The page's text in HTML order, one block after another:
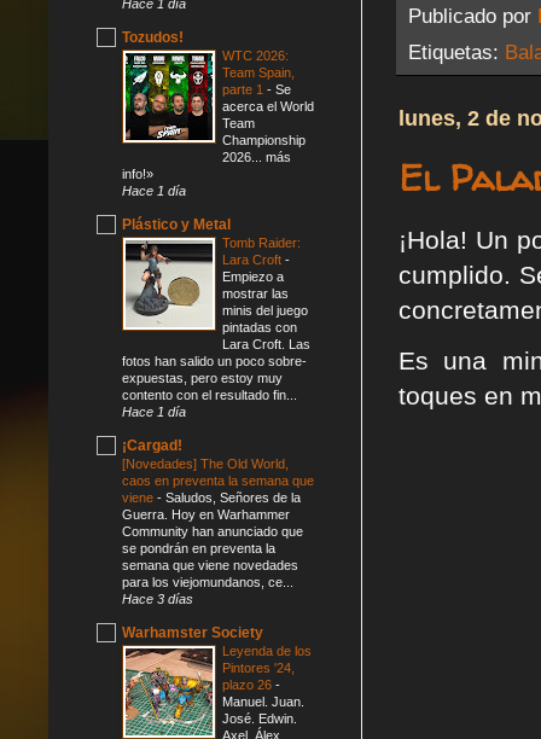
Publicado por
Etiquetas:
lunes, 2 de
El
¡Hola! Un
cumplido.
Es una
toques en
Hace 1 día
Tozudos!
WTC 2026:
Team Spain,
parte 1 - Se
acerca el World
Team
Championship
2026... más
info!»
Hace 1 día
Plástico y Metal
Tomb Raider:
Lara Croft -
Empiezo a
mostrar las
minis del juego
pintadas con
Lara Croft. Las
fotos han salido un poco sobre-
expuestas, pero estoy muy
contento con el resultado fin...
Hace 1 día
¡Cargad!
[Novedades] The Old World,
caos en preventa la semana que
viene - Saludos, Señores de la
Guerra. Hoy en Warhammer
Community han anunciado que
se pondrán en preventa la
semana que viene novedades
para los viejomundanos, ce...
Hace 3 días
Warhamster Society
Leyenda de los
Pintores '24,
plazo 26 -
Manuel. Juan.
José. Edwin.
Axel. Álex.